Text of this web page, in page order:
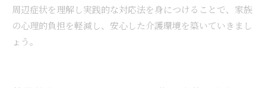
周辺症状を理解し実践的な対応法を身につけることで、家族
の心理的負担を軽減し、安心した介護環境を築いていきまし
ょう。